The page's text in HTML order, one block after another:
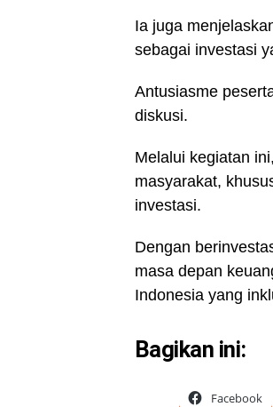
Ia juga
sebagai investasi
Antusiasme
diskusi.
Melalui kegiatan
masyarakat,
investasi.
Dengan
masa depan
Indonesia yang
Bagikan ini:
Facebook